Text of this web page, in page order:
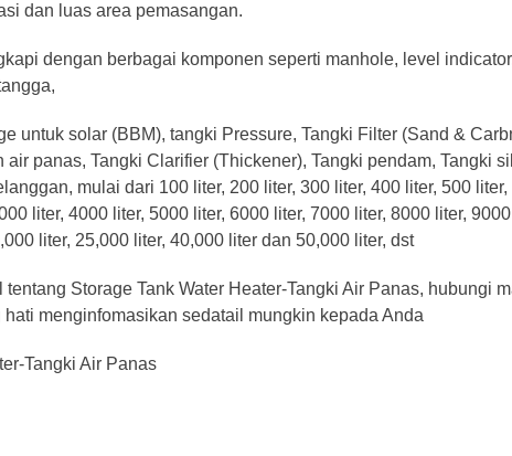
dan luas area pemasangan.
dengan berbagai komponen seperti manhole, level
untuk solar (BBM), tangki Pressure, Tangki Filter (Sand &
air panas, Tangki Clarifier (Thickener), Tangki pendam, Tangki
mulai dari 100 liter, 200 liter, 300 liter, 400 liter, 500
liter, 4000 liter, 5000 liter, 6000 liter, 7000 liter, 8000 liter,
liter, 25,000 liter, 40,000 liter dan 50,000 liter, dst
Storage Tank Water Heater-Tangki Air Panas, hubungi
menginfomasikan sedatail mungkin kepada Anda